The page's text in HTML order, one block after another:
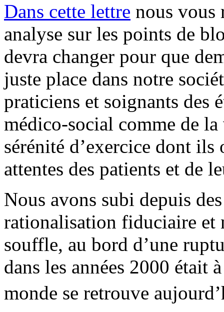
Dans cette lettre nous vous
analyse sur les points de
devra changer pour que
juste place dans notre
praticiens et soignants des
médico-social comme de
sérénité d’exercice dont
attentes des patients et de
Nous avons subi depuis
rationalisation fiduciaire et
souffle, au bord d’une
dans les années 2000 était
monde se retrouve